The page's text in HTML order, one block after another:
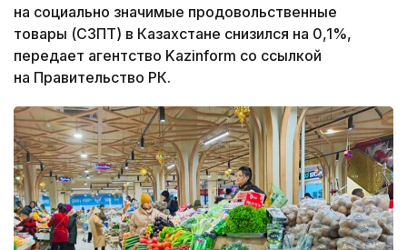
на социально значимые продовольственные
товары (СЗПТ) в Казахстане снизился на 0,1%,
передает агентство Kazinform со ссылкой
на Правительство РК.